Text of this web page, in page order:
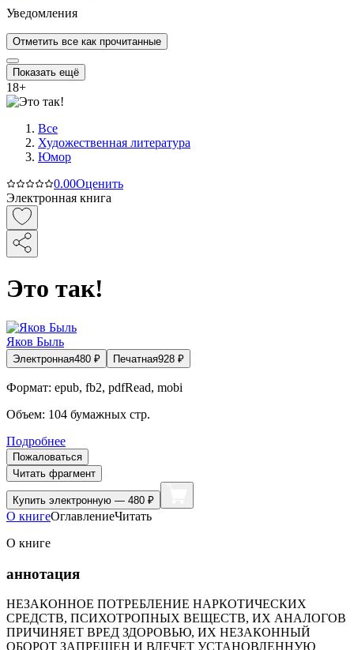
Уведомления
Отметить все как прочитанные
Показать ещё
18+
Все
Художественная литература
Юмор
0.00Оценить
Электронная книга
Это так!
Яков Быль
Электронная480 ₽ Печатная928 ₽
Формат: epub, fb2, pdfRead, mobi
Объем: 104 бумажных стр.
Подробнее
Пожаловаться
Читать фрагмент
Купить электронную — 480 ₽
О книгеОглавлениеЧитать
О книге
аннотация
НЕЗАКОННОЕ ПОТРЕБЛЕНИЕ НАРКОТИЧЕСКИХ
СРЕДСТВ, ПСИХОТРОПНЫХ ВЕЩЕСТВ, ИХ АНАЛОГОВ
ПРИЧИНЯЕТ ВРЕД ЗДОРОВЬЮ, ИХ НЕЗАКОННЫЙ
ОБОРОТ ЗАПРЕЩЕН И ВЛЕЧЕТ УСТАНОВЛЕННУЮ